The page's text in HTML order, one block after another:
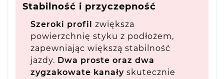
Stabilność i przyczepność
Szeroki profil zwiększa
powierzchnię styku z podłożem,
zapewniając większą stabilność
jazdy. Dwa proste oraz dwa
zygzakowate kanały skutecznie